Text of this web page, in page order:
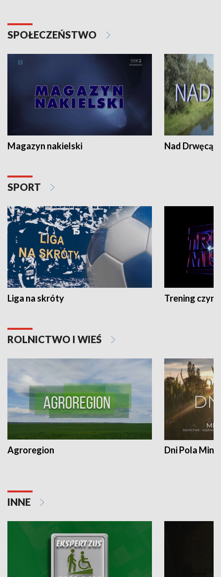
SPOŁECZEŃSTWO
Magazyn nakielski Nad Drwęcą
SPORT
Liga na skróty Trening czyni
ROLNICTWO I WIEŚ
Agroregion Dni Pola
INNE